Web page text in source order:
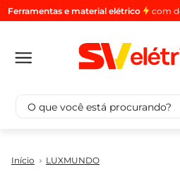
Ferramentas e material elétrico com
O que você está procurando?
LUXMUNDO
1 º
cabo